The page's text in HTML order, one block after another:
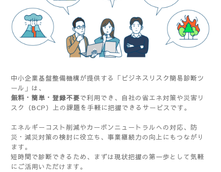
中小企業基盤整備機構が提供する「 ビジネスリスク簡易診断ツ
ール 」は、
無料・簡単・登録不要で利用でき、自社の省エネ対策や災害リ
スク（BCP）上の課題を手軽に把握できるサービスです。
エネルギーコスト削減やカーボンニュートラルへの対応、防
災・減災対策の検討に役立ち、事業継続力の向上にもつながり
ます。
短時間で診断できるため、まずは現状把握の第一歩として気軽
にご活用いただけます。